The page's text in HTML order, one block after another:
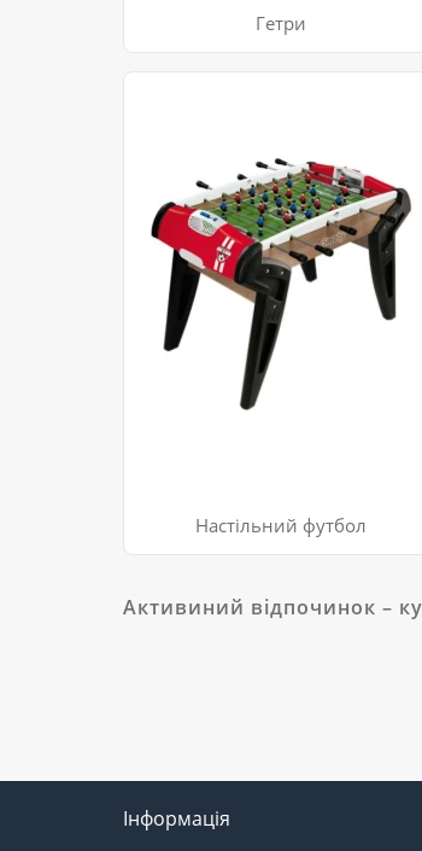
Гетри
Настільний футбол
Активиний відпочинок –
Інформація